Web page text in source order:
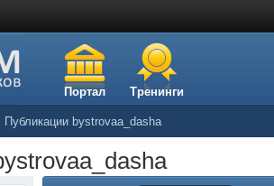
Портал Тренинги
Публикации bystrovaa_dasha